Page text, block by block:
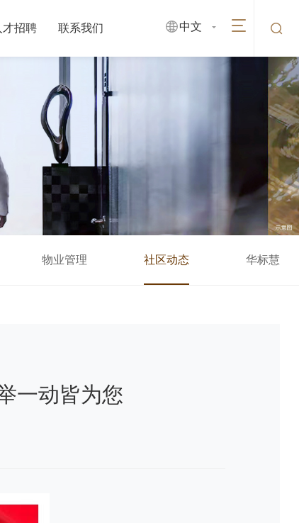
中文
才招聘 联系我们
物业管理 社区动态 华标慧
一动皆为您